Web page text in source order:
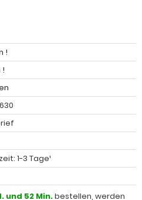
!
!
1-3 Tage¹
und 52 Min.bestellen, werden